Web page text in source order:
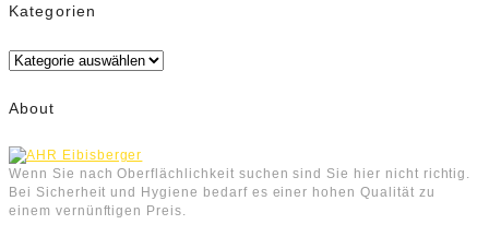
Kategorien
Kategorien
About
Wenn Sie nach Oberflächlichkeit suchen sind Sie hier nicht richtig.
Bei Sicherheit und Hygiene bedarf es einer hohen Qualität zu
einem vernünftigen Preis.